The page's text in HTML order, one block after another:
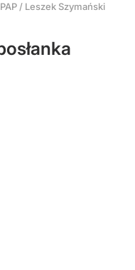
PAP / Leszek Szymański